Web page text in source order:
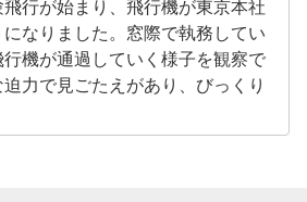
行が始まり、飛行機が東京本社
なりました。窓際で執務してい
機が通過していく様子を観察で
力で見ごたえがあり、びっくり